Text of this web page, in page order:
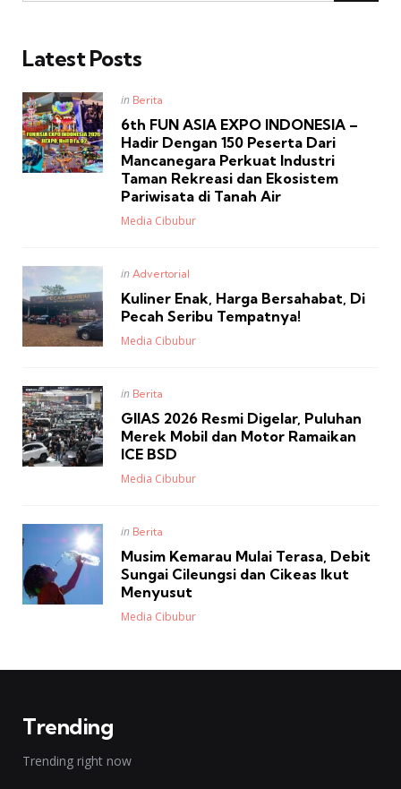
Latest Posts
Posted
in
in Berita
6th FUN ASIA EXPO INDONESIA –
Hadir Dengan 150 Peserta Dari
Mancanegara Perkuat Industri
Taman Rekreasi dan Ekosistem
Pariwisata di Tanah Air
Posted
Media Cibubur
Posted
in
in Advertorial
Kuliner Enak, Harga Bersahabat, Di
Pecah Seribu Tempatnya!
Posted
Media Cibubur
Posted
in
in Berita
GIIAS 2026 Resmi Digelar, Puluhan
Merek Mobil dan Motor Ramaikan
ICE BSD
Posted
Media Cibubur
Posted
in
in Berita
Musim Kemarau Mulai Terasa, Debit
Sungai Cileungsi dan Cikeas Ikut
Menyusut
Posted
Media Cibubur
Trending
Trending right now